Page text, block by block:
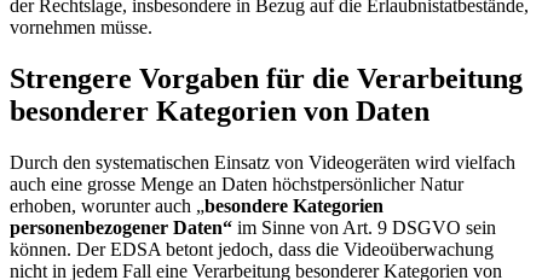
der Rechtslage, insbesondere in Bezug auf die Erlaubnistatbestände,
vornehmen müsse.
Strengere Vorgaben für die Verarbeitung
besonderer Kategorien von Daten
Durch den systematischen Einsatz von Videogeräten wird vielfach
auch eine grosse Menge an Daten höchstpersönlicher Natur
erhoben, worunter auch „besondere Kategorien
personenbezogener Daten“ im Sinne von Art. 9 DSGVO sein
können. Der EDSA betont jedoch, dass die Videoüberwachung
nicht in jedem Fall eine Verarbeitung besonderer Kategorien von